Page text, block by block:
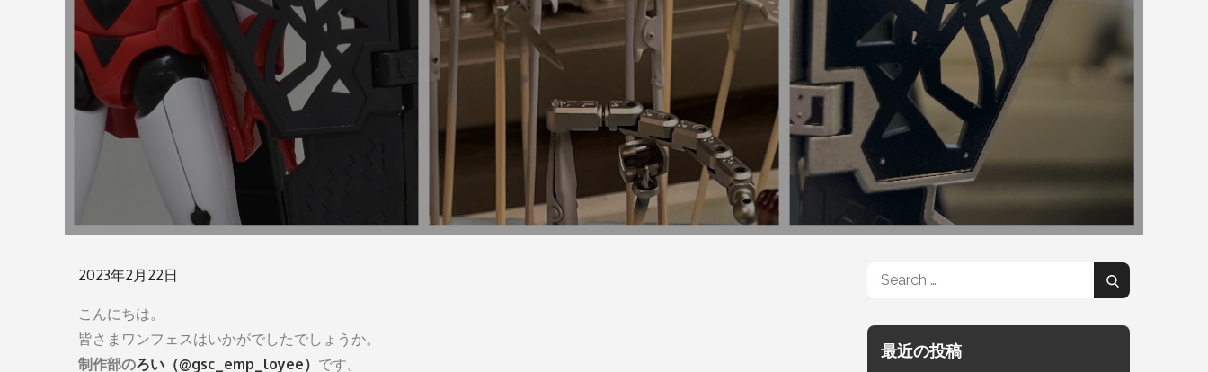
Posted
2023年2月22日
こんにちは。
皆さまワンフェスはいかがでしたでしょうか。
制作部のろい（@gsc_emp_loyee） です。
Search
Search
最近の投稿